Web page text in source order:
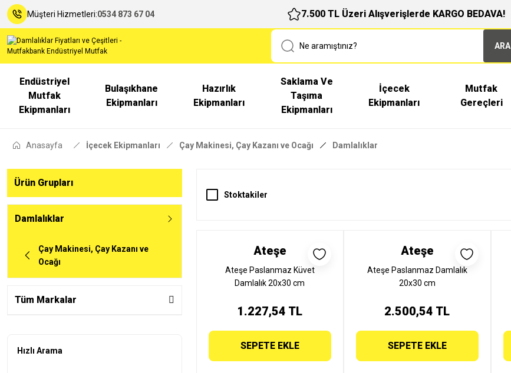
Müşteri Hizmetleri:0534 873 67 04 7.500 TL Üzeri Alışverişlerde KARGO BEDAVA!
ARA
Endüstriyel
Mutfak
Ekipmanları
Bulaşıkhane
Ekipmanları
Hazırlık
Ekipmanları
Saklama Ve
Taşıma
Ekipmanları
İçecek
Ekipmanları
Mutfak
Gereçleri
Anasayfa İçecek Ekipmanları Çay Makinesi, Çay Kazanı ve Ocağı Damlalıklar
Ürün Grupları
Damlalıklar
Çay Makinesi, Çay Kazanı ve
Ocağı
Tüm Markalar
Hızlı Arama
Stoktakiler
Ateşe
Ateşe Paslanmaz Küvet
Damlalık 20x30 cm
1.227,54 TL
SEPETE EKLE
Ateşe
Ateşe Paslanmaz Damlalık
20x30 cm
2.500,54 TL
SEPETE EKLE